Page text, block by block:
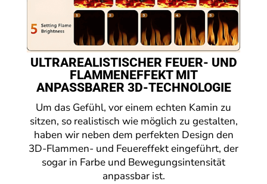
ULTRAREALISTISCHER FEUER- UND
FLAMMENEFFEKT MIT
ANPASSBARER 3D-TECHNOLOGIE
Um das Gefühl, vor einem echten Kamin zu
sitzen, so realistisch wie möglich zu gestalten,
haben wir neben dem perfekten Design den
3D-Flammen- und Feuereffekt eingeführt, der
sogar in Farbe und Bewegungsintensität
anpassbar ist.